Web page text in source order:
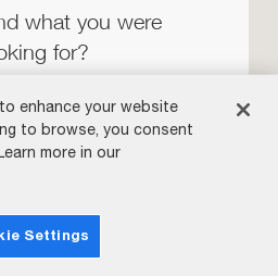
newsletter de
Pro
what you were
for?
enhance your website
to browse, you consent
more in our
Settings